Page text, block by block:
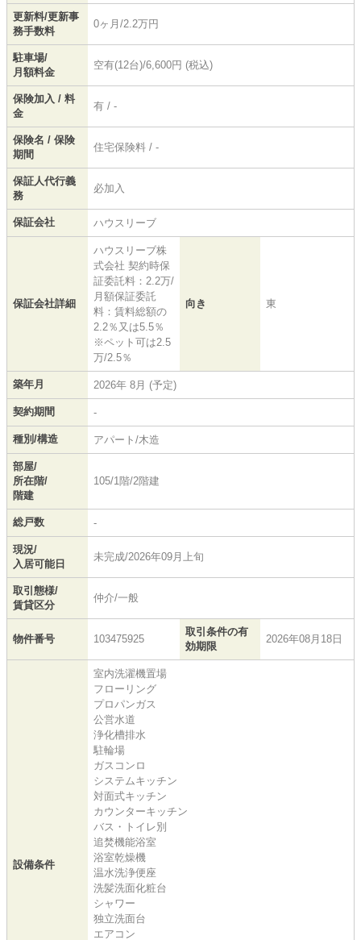
更新料/更新事
務手数料
0ヶ月/2.2万円
駐車場/
月額料金
空有(12台)/6,600円 (税込)
保険加入 / 料
金
有 / -
保険名 / 保険
期間
住宅保険料 / -
保証人代行義
務
必加入
保証会社 ハウスリーブ
保証会社詳細
ハウスリーブ株
式会社 契約時保
証委託料：2.2万/
月額保証委託
料：賃料総額の
2.2％又は5.5％
※ペット可は2.5
万/2.5％
向き 東
築年月 2026年 8月 (予定)
契約期間 -
種別/構造 アパート/木造
部屋/
所在階/
階建
105/1階/2階建
総戸数 -
現況/
入居可能日
未完成/2026年09月上旬
取引態様/
賃貸区分
仲介/一般
物件番号 103475925
取引条件の有
効期限
2026年08月18日
設備条件
室内洗濯機置場
フローリング
プロパンガス
公営水道
浄化槽排水
駐輪場
ガスコンロ
システムキッチン
対面式キッチン
カウンターキッチン
バス・トイレ別
追焚機能浴室
浴室乾燥機
温水洗浄便座
洗髪洗面化粧台
シャワー
独立洗面台
エアコン